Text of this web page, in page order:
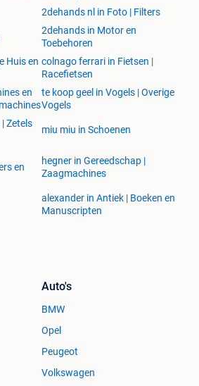
2dehands nl in Foto | Filters
2dehands in Motor en
Toebehoren
Huis en colnago ferrari in Fietsen |
Racefietsen
en
te koop geel in Vogels | Overige
Vogels
Zetels
miu miu in Schoenen
en
hegner in Gereedschap |
Zaagmachines
alexander in Antiek | Boeken en
Manuscripten
Auto's
BMW
Opel
Peugeot
Volkswagen